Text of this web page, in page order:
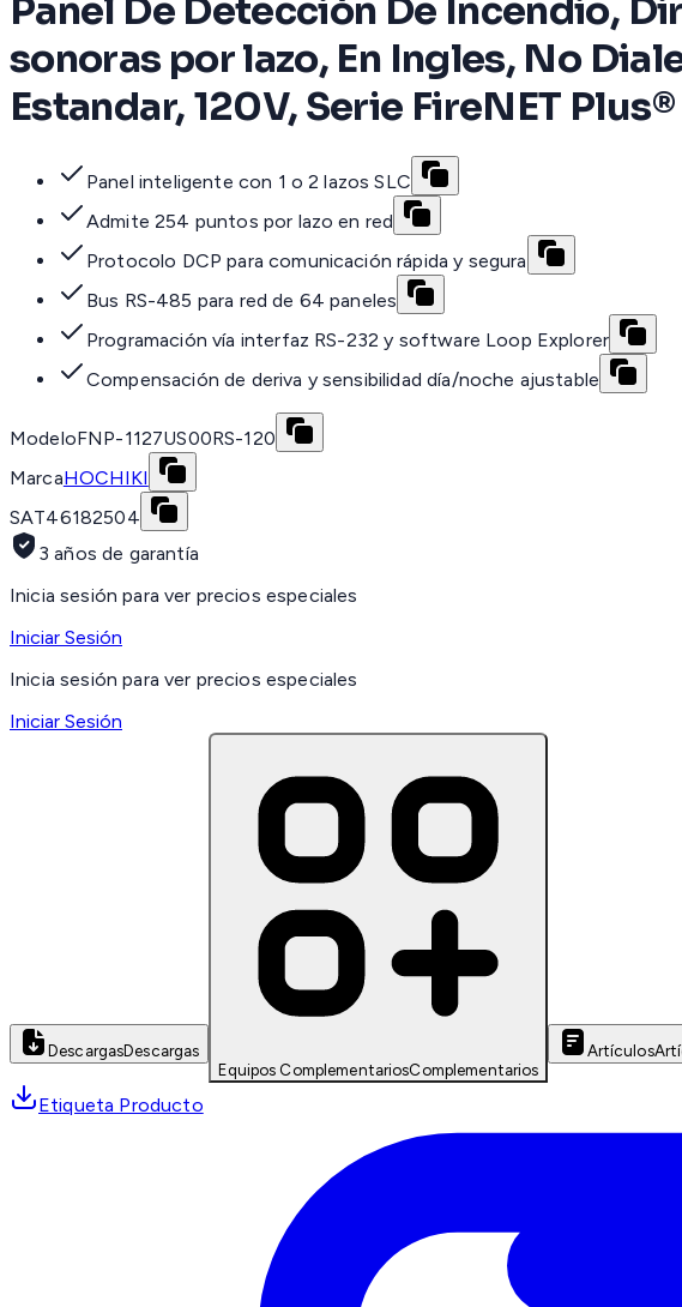
Panel De Detección De Incendio,
sonoras por lazo, En Ingles, No
Estandar, 120V, Serie FireNET
Panel inteligente con 1 o 2 lazos SLC
Admite 254 puntos por lazo en red
Protocolo DCP para comunicación rápida y segura
Bus RS-485 para red de 64 paneles
Programación vía interfaz RS-232 y software Loop Explorer
Compensación de deriva y sensibilidad día/noche ajustable
ModeloFNP-1127US00RS-120
MarcaHOCHIKI
SAT46182504
3 años de garantía
Inicia sesión para ver precios especiales
Iniciar Sesión
Inicia sesión para ver precios especiales
Iniciar Sesión
DescargasDescargas
Equipos ComplementariosComplementarios
Artículos
Etiqueta Producto